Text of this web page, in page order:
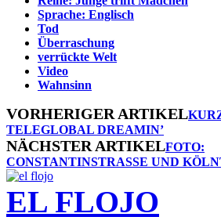
Sprache: Englisch
Tod
Überraschung
verrückte Welt
Video
Wahnsinn
VORHERIGER ARTIKEL
TELEGLOBAL DREAMIN’
NÄCHSTER ARTIKELFOTO:
CONSTANTINSTRASSE UND
EL FLOJO